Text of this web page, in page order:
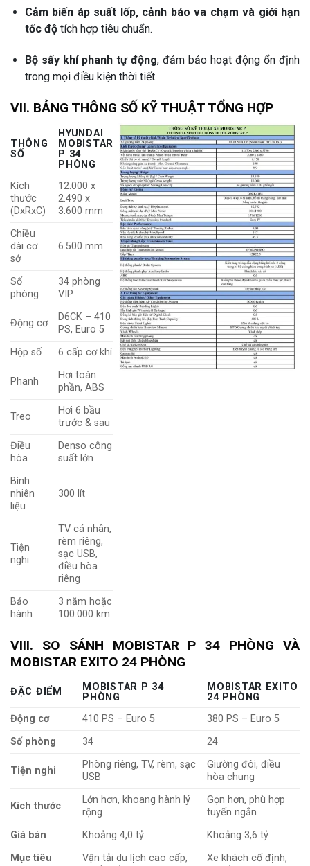
Cảm biến áp suất lốp, cảnh báo va chạm và giới hạn
tốc độtích hợp tiêu chuẩn.
Bộ sấy khí phanh tự động, đảm bảo hoạt động ổn định
trong mọi điều kiện thời tiết.
VII. BẢNG THÔNG SỐ KỸ THUẬT TỔNG HỢP
THÔNG
SỐ
HYUNDAI
MOBISTAR
P 34
PHÒNG
Kích
thước
(DxRxC)
12.000 x
2.490 x
3.600 mm
Chiều
dài cơ
sở
6.500 mm
Số
phòng
34 phòng
VIP
Động cơ
D6CK – 410
PS, Euro 5
Hộp số
6 cấp cơ khí
Phanh
Hơi toàn
phần, ABS
Treo
Hơi 6 bầu
trước & sau
Điều
hòa
Denso công
suất lớn
Bình
nhiên
liệu
300 lít
Tiện
nghi
TV cá nhân,
rèm riêng,
sạc USB,
điều hòa
riêng
Bảo
hành
3 năm hoặc
100.000 km
VIII. SO SÁNH MOBISTAR P 34 PHÒNG VÀ
MOBISTAR EXITO 24 PHÒNG
ĐẶC ĐIỂM
MOBISTAR P 34
PHÒNG
MOBISTAR EXITO
24 PHÒNG
Động cơ
410 PS – Euro 5
380 PS – Euro 5
Số phòng
34 24
Tiện nghi
Phòng riêng, TV, rèm, sạc
USB
Giường đôi, điều
hòa chung
Kích thước
Lớn hơn, khoang hành lý
rộng
Gọn hơn, phù hợp
tuyến ngắn
Giá bán
Khoảng 4,0 tỷ
Khoảng 3,6 tỷ
Mục tiêu
Vận tải du lịch cao cấp,
Xe khách cố định,